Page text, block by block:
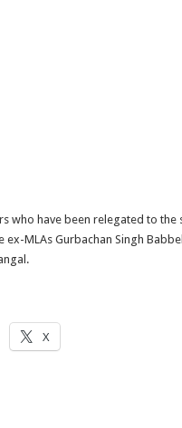
who have been relegated to the
ex-MLAs Gurbachan Singh
X